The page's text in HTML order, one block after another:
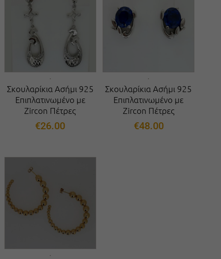
Σκουλαρίκια Ασήμι 925
Επιπλατινωμένο με
Zircon Πέτρες
€26.00
Σκουλαρίκια Ασήμι 925
Επιπλατινωμένο με
Zircon Πέτρες
€48.00